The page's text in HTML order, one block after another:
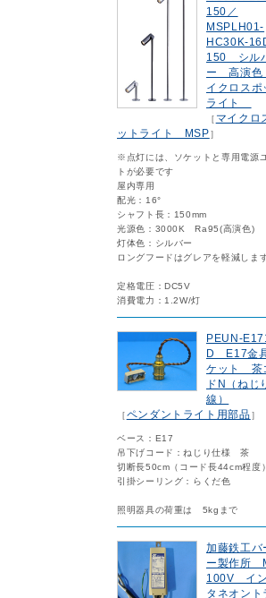
150／
MSPLH01-
HC30K-
150 シル
ー 高演
イクロスポ
ライト
［ マイクロ
ットライト MSP］
※点灯には、ソケットと専用電源
トが必要です
屋内専用
配光：16°
シャフト長：150mm
光源色：3000K Ra95(高演色)
灯体色：シルバー
ロングフードはグレアを軽減しま
定格電圧：DC5V
消費電力：1.2W/灯
PEUN-
D E17金
ケット 茶
ドN（ねじ
線）
［ペンダントライト用部品］
ベース：E17
吊下げコード：ねじり仕様 茶
切断長50cm（コード長44cm程度）
引掛シーリング：らくだ色
照明器具の荷重は 5kgまで
加藤鉄工バ
ー製作所
100V イ
タネオント